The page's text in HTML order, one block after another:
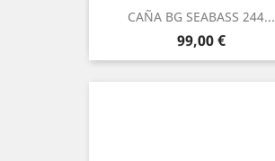
CAÑA BG SEABASS 244...
Preço
99,00 €